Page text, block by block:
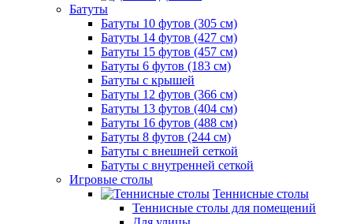
Батуты
Батуты 10 футов (305 см)
Батуты 14 футов (427 см)
Батуты 15 футов (457 см)
Батуты 6 футов (183 см)
Батуты с крышей
Батуты 12 футов (366 см)
Батуты 13 футов (404 см)
Батуты 16 футов (488 см)
Батуты 8 футов (244 см)
Батуты с внешней сеткой
Батуты с внутренней сеткой
Игровые столы
Теннисные столы
Теннисные столы для помещений